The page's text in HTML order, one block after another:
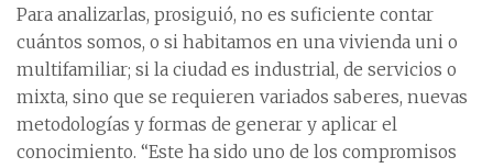
Para analizarlas, prosiguió, no es suficiente contar
cuántos somos, o si habitamos en una vivienda uni o
multifamiliar; si la ciudad es industrial, de servicios o
mixta, sino que se requieren variados saberes, nuevas
metodologías y formas de generar y aplicar el
conocimiento. “Este ha sido uno de los compromisos